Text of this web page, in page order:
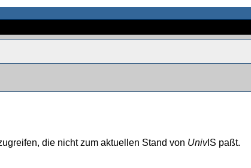
die nicht zum aktuellen Stand von UnivIS paßt.